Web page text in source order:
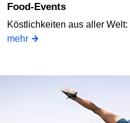
Food-Events
Köstlichkeiten aus aller
mehr